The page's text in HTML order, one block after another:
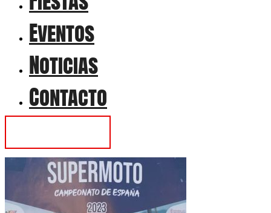
Eventos
Noticias
Contacto